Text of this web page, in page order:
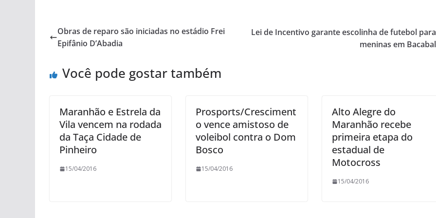
Obras de reparo são iniciadas no estádio Frei
Epifânio D’Abadia
Lei de Incentivo garante escolinha de futebol para
meninas em Bacabal
Você pode gostar também
Maranhão e Estrela da
Vila vencem na rodada
da Taça Cidade de
Pinheiro
15/04/2016
Prosports/Cresciment
o vence amistoso de
voleibol contra o Dom
Bosco
15/04/2016
Alto Alegre do
Maranhão recebe
primeira etapa do
estadual de
Motocross
15/04/2016